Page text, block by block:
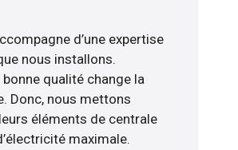
d’une expertise
nous installons.
qualité change la
Donc, nous mettons
éléments de centrale
maximale.